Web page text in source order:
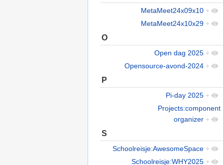
MetaMeet24x09x10 +
MetaMeet24x10x29 +
O
Open dag 2025 +
Opensource-avond-2024 +
P
Pi-day 2025 +
Projects:component
organizer +
S
Schoolreisje:AwesomeSpace +
Schoolreisje:WHY2025 +